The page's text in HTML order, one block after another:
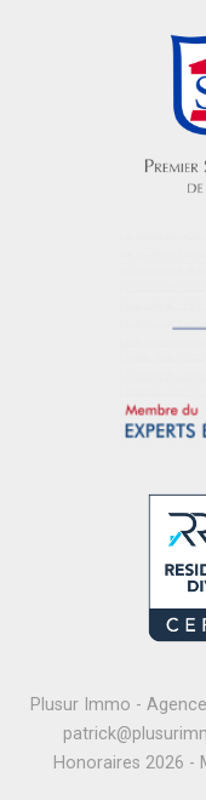
Plusur Immo -
Honoraires 2026 -